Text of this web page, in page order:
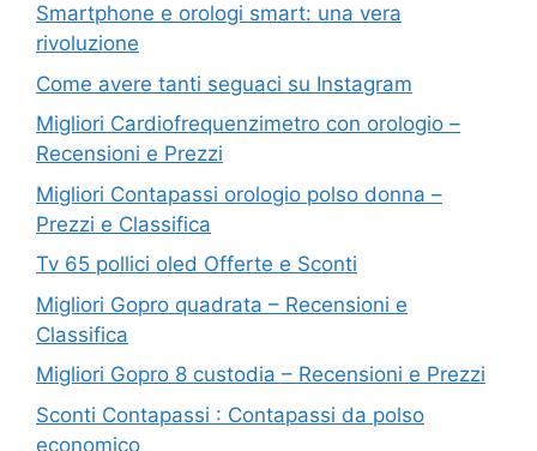
Smartphone e orologi smart: una vera
rivoluzione
Come avere tanti seguaci su Instagram
Migliori Cardiofrequenzimetro con orologio –
Recensioni e Prezzi
Migliori Contapassi orologio polso donna –
Prezzi e Classifica
Tv 65 pollici oled Offerte e Sconti
Migliori Gopro quadrata – Recensioni e
Classifica
Migliori Gopro 8 custodia – Recensioni e Prezzi
Sconti Contapassi : Contapassi da polso
economico